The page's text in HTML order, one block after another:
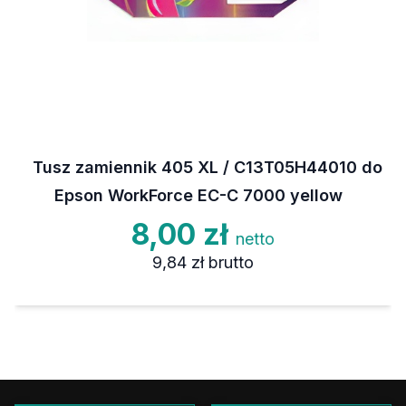
Tusz zamiennik 405 XL / C13T05H44010 do
Epson WorkForce EC-C 7000 yellow
8,00 zł netto
9,84 zł brutto